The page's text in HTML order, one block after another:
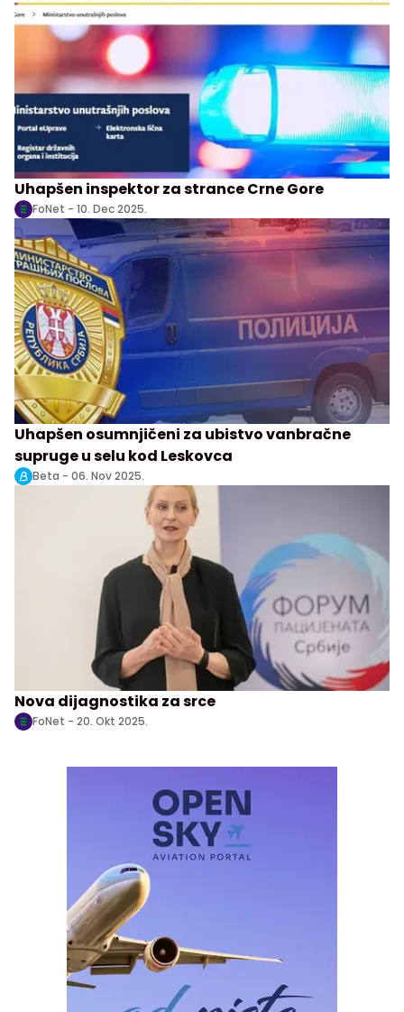
Uhapšen inspektor za strance Crne Gore
FoNet - 10. Dec 2025.
Uhapšen osumnjičeni za ubistvo vanbračne
supruge u selu kod Leskovca
Beta - 06. Nov 2025.
Nova dijagnostika za srce
FoNet - 20. Okt 2025.